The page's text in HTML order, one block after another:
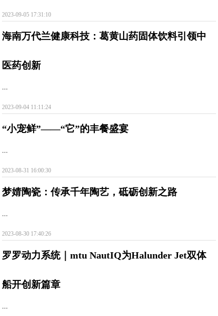
2023-09-05 17:31:10
海南万代兰健康科技：葛黄山药固体饮料引领中
医药创新
...
2023-09-04 11:11:24
“小宠鲜”——“它”的丰餐盛宴
...
2023-08-31 16:00:30
梦婧陶瓷：传承千年陶艺，砥砺创新之路
...
2023-08-30 17:40:26
罗罗动力系统｜mtu NautIQ为Halunder Jet双体
船开创新篇章
...